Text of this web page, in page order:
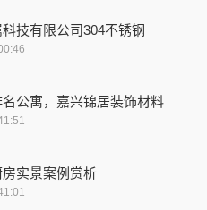
技有限公司304不锈钢
公寓，嘉兴锦居装饰材料
实景案例赏析